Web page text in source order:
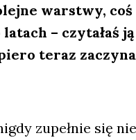
war­stwy,
– czy­ta­łaś
teraz
zupeł­nie się